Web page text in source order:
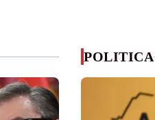
POLITICA